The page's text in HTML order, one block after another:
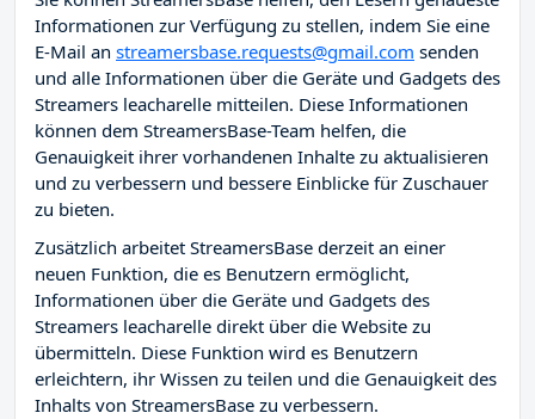
Informationen zur Verfügung zu stellen, indem Sie eine
E-Mail an streamersbase.requests@gmail.com senden
und alle Informationen über die Geräte und Gadgets des
Streamers leacharelle mitteilen. Diese Informationen
können dem StreamersBase-Team helfen, die
Genauigkeit ihrer vorhandenen Inhalte zu aktualisieren
und zu verbessern und bessere Einblicke für Zuschauer
zu bieten.
Zusätzlich arbeitet StreamersBase derzeit an einer
neuen Funktion, die es Benutzern ermöglicht,
Informationen über die Geräte und Gadgets des
Streamers leacharelle direkt über die Website zu
übermitteln. Diese Funktion wird es Benutzern
erleichtern, ihr Wissen zu teilen und die Genauigkeit des
Inhalts von StreamersBase zu verbessern.